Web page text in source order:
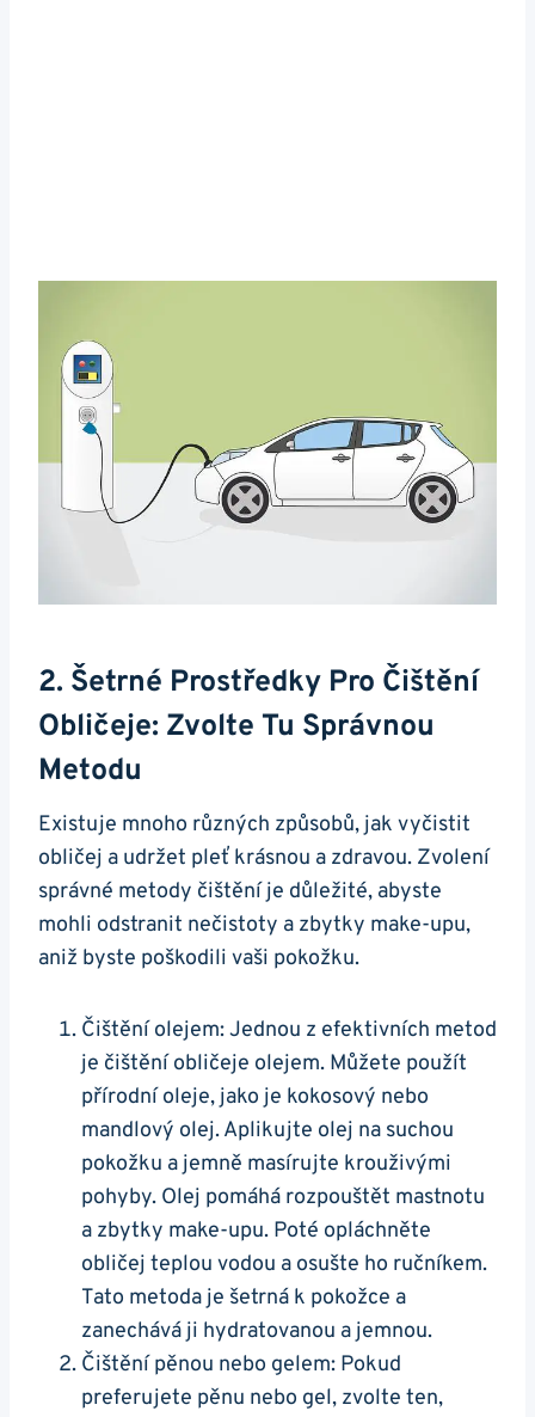
2. ⁤Šetrné Prostředky Pro Čištění
Obličeje: Zvolte Tu ⁣správnou
Metodu
Existuje mnoho různých způsobů, jak vyčistit
obličej ‍a udržet pleť krásnou ⁤a‌ zdravou. Zvolení
správné⁢ metody čištění ​je důležité, abyste
⁤mohli odstranit nečistoty ‍a zbytky make-upu,
aniž byste poškodili ⁤vaši ‍pokožku.
Čištění olejem: Jednou‍ z efektivních metod
je čištění obličeje olejem. Můžete použít
přírodní oleje, jako je kokosový nebo
mandlový olej. Aplikujte olej na suchou
pokožku a jemně⁤ masírujte‍ krouživými
pohyby. Olej pomáhá rozpouštět mastnotu
a‌ zbytky⁢ make-upu. Poté ​opláchněte
obličej ⁤teplou vodou a osušte ho ručníkem.
Tato metoda je⁢ šetrná⁢ k pokožce​ a
zanechává ji hydratovanou a jemnou.
Čištění pěnou​ nebo ‍gelem: Pokud
preferujete pěnu nebo gel, zvolte ten,